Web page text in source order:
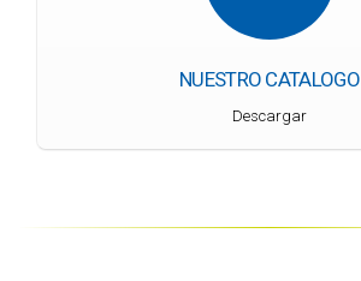
NUESTRO CATALOGO
Descargar